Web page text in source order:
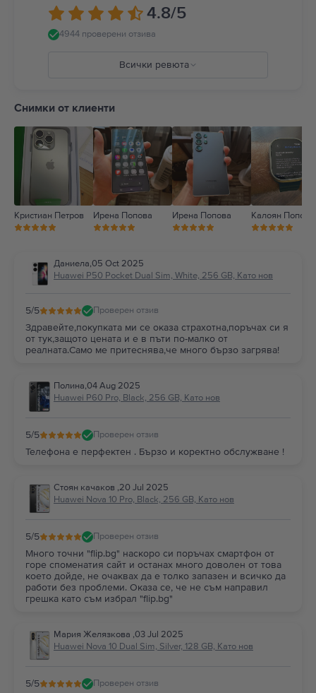
4.8/5
4944 проверени отзива
Всички ревюта
2
Снимки от клиенти
Кристиан Петров Ирена Попова Ирена Попова Калоян Попов
Даниела,05 Oct 2025
Huawei P50 Pocket Dual Sim, White, 256 GB, Като нов
5/5 Проверен отзив
Здравейте,покупката ми се оказа страхотна,поръчах си я
от тук,защото цената и е в пъти по-малко от
реалната.Само ме притеснява,че много бързо загрява!
Полина,04 Aug 2025
Huawei P60 Pro, Black, 256 GB, Като нов
5/5 Проверен отзив
Телефона е перфектен . Бързо и коректно обслужване !
Стоян качаков ,20 Jul 2025
Huawei Nova 10 Pro, Black, 256 GB, Като нов
5/5 Проверен отзив
Много точни "flip.bg" наскоро си поръчах смартфон от
горе споменатия сайт и останах много доволен от това
което дойде, не очаквах да е толко запазен и всичко да
работи без проблеми. Оказа се, че не съм направил
грешка като съм избрал "flip.bg"
Мария Желязкова ,03 Jul 2025
Huawei Nova 10 Dual Sim, Silver, 128 GB, Като нов
5/5 Проверен отзив